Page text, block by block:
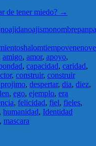
de tener miedo? →
noajidanoajismonombrepan
shalomtiempoveneno
amigo, amor, apoyo,
, capacidad, caridad,
, construir, construir
, despertar, dia, diez,
, ego, ejemplo, era
, felicidad, fiel, fieles,
, humanidad, Identidad
, mascara